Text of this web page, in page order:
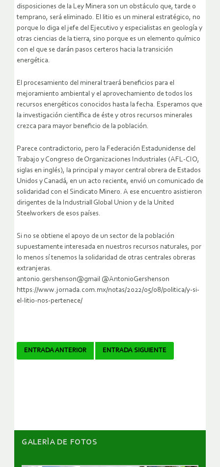
disposiciones de la Ley Minera son un obstáculo que, tarde o
temprano, será eliminado. El litio es un mineral estratégico, no
porque lo diga el jefe del Ejecutivo y especialistas en geología y
otras ciencias de la tierra, sino porque es un elemento químico
con el que se darán pasos certeros hacia la transición
energética.
El procesamiento del mineral traerá beneficios para el
mejoramiento ambiental y el aprovechamiento de todos los
recursos energéticos conocidos hasta la fecha. Esperamos que
la investigación científica de éste y otros recursos minerales
crezca para mayor beneficio de la población.
Parece contradictorio, pero la Federación Estadunidense del
Trabajo y Congreso de Organizaciones Industriales (AFL-CIO,
siglas en inglés), la principal y mayor central obrera de Estados
Unidos y Canadá, en un acto reciente, envió un comunicado de
solidaridad con el Sindicato Minero. A ese encuentro asistieron
dirigentes de la Industriall Global Union y de la United
Steelworkers de esos países.
Si no se obtiene el apoyo de un sector de la población
supuestamente interesada en nuestros recursos naturales, por
lo menos sí tenemos la solidaridad de otras centrales obreras
extranjeras.
antonio.gershenson@gmail @AntonioGershenson
https://www.jornada.com.mx/notas/2022/05/08/politica/y-si-
el-litio-nos-pertenece/
Navegador
ENTRADA ANTERIOR ENTRADA SIGUIENTE
GALERÌA DE FOTOS